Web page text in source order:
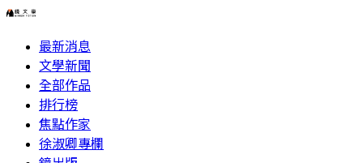
最新消息
文學新聞
全部作品
排行榜
焦點作家
徐淑卿專欄